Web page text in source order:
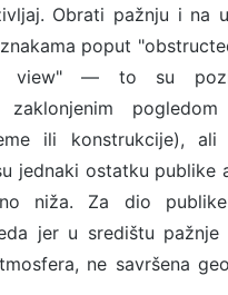
Obrati pažnju i na
poput
view" — to su
zaklonjenim
ili konstrukcije),
jednaki ostatku publike
niža. Za dio
jer u središtu pažnje
ne savršena